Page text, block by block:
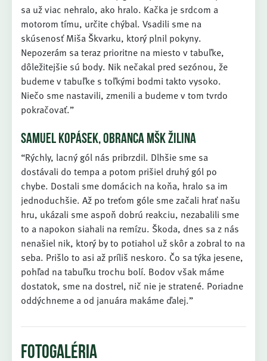
sa už viac nehralo, ako hralo. Kačka je srdcom a
motorom tímu, určite chýbal. Vsadili sme na
skúsenosť Miša Škvarku, ktorý plnil pokyny.
Nepozerám sa teraz prioritne na miesto v tabuľke,
dôležitejšie sú body. Nik nečakal pred sezónou, že
budeme v tabuľke s toľkými bodmi takto vysoko.
Niečo sme nastavili, zmenili a budeme v tom tvrdo
pokračovať.”
SAMUEL KOPÁSEK, OBRANCA MŠK ŽILINA
“Rýchly, lacný gól nás pribrzdil. Dlhšie sme sa
dostávali do tempa a potom prišiel druhý gól po
chybe. Dostali sme domácich na koňa, hralo sa im
jednoduchšie. Až po treťom góle sme začali hrať našu
hru, ukázali sme aspoň dobrú reakciu, nezabalili sme
to a napokon siahali na remízu. Škoda, dnes sa z nás
nenašiel nik, ktorý by to potiahol už skôr a zobral to na
seba. Prišlo to asi až príliš neskoro. Čo sa týka jesene,
pohľad na tabuľku trochu bolí. Bodov však máme
dostatok, sme na dostrel, nič nie je stratené. Poriadne
oddýchneme a od januára makáme ďalej.”
FOTOGALÉRIA